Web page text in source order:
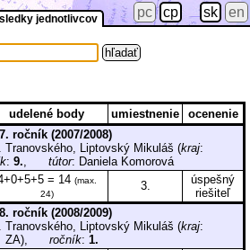
jednotlivcov pc cp sk en
udelené body umiestnenie
ocenenie
ročník (2007/2008)
Tranovského, Liptovský Mikuláš (kraj:
: 9., tútor: Daniela Komorová
= 14 (max.
24)
3.
úspešný
riešiteľ
ročník (2008/2009)
Tranovského, Liptovský Mikuláš (kraj:
ZA), ročník: 1.